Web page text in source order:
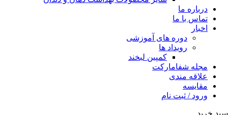
درباره ما
تماس با ما
اخبار
دوره های آموزشی
رویداد ها
کمپین لبخند
مجله شفامارکت
علاقه مندی
مقایسه
ورود / ثبت نام
سبد خرید